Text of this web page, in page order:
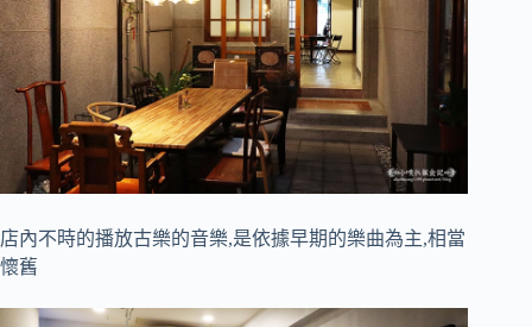
店內不時的播放古樂的音樂,是依據早期的樂曲為主,相當
懷舊